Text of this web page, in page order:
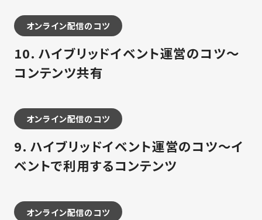
オンライン配信のコツ
10. ハイブリッドイベント運営のコツ～
コンテンツ共有
オンライン配信のコツ
9. ハイブリッドイベント運営のコツ～イ
ベントで利用するコンテンツ
オンライン配信のコツ